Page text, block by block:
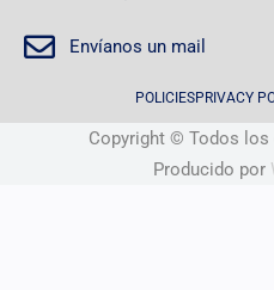
Envíanos un mail
POLICIESPRIVACY
Copyright © Todos los
Producido por